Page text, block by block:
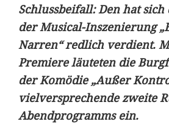
Schlussbeifall: Den hat sich
der Musical-Inszenierung
Narren“ redlich verdient.
Premiere läuteten die
der Komödie „Außer
vielversprechende zweite
Abendprogramms ein.